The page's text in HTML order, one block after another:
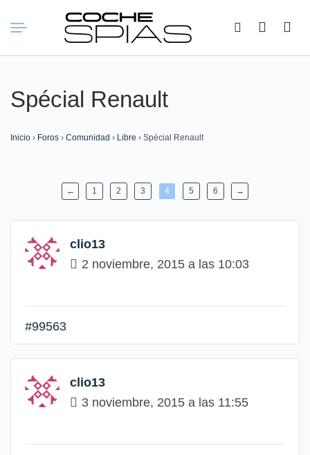
Buscar:
Spécial Renault
Inicio › Foros › Comunidad › Libre › Spécial Renault
← 1 2 3 4 5 6 →
clio13
2 noviembre, 2015 a las 10:03
#99563
clio13
3 noviembre, 2015 a las 11:55